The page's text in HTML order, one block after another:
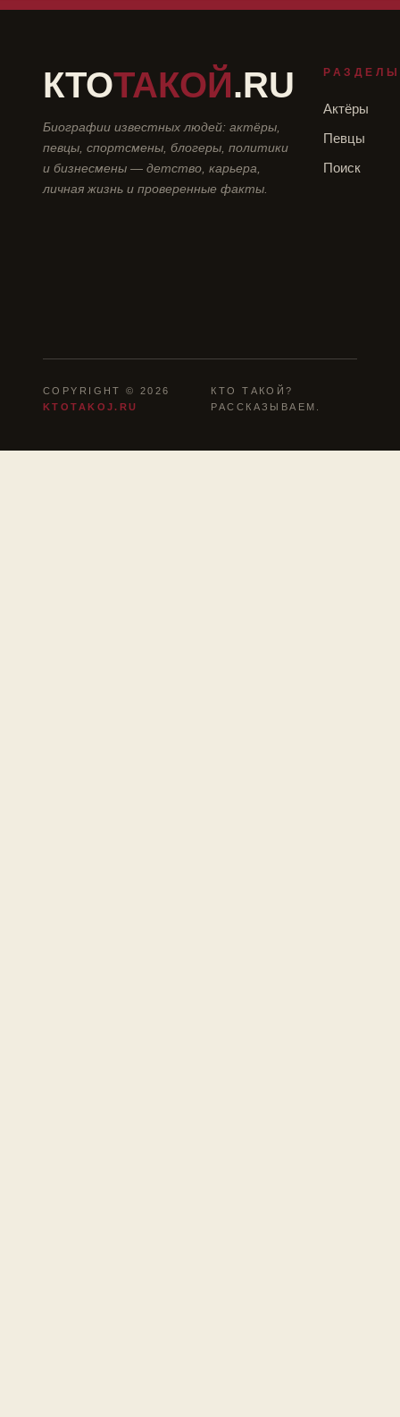
КТОТАКОЙ.RU
Биографии известных людей: актёры,
певцы, спортсмены, блогеры, политики
и бизнесмены — детство, карьера,
личная жизнь и проверенные факты.
РАЗДЕЛЫ
Актёры
Певцы
Поиск
COPYRIGHT © 2026
KTOTAKOJ.RU
КТО ТАКОЙ?
РАССКАЗЫВАЕМ.